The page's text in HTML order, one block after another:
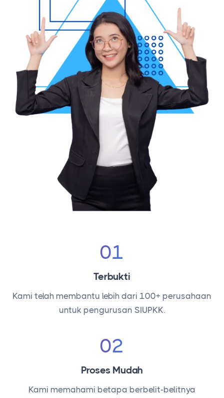
01
Terbukti
Kami telah membantu lebih dari 100+ perusahaan
untuk pengurusan SIUPKK.
02
Proses Mudah
Kami memahami betapa berbelit-belitnya